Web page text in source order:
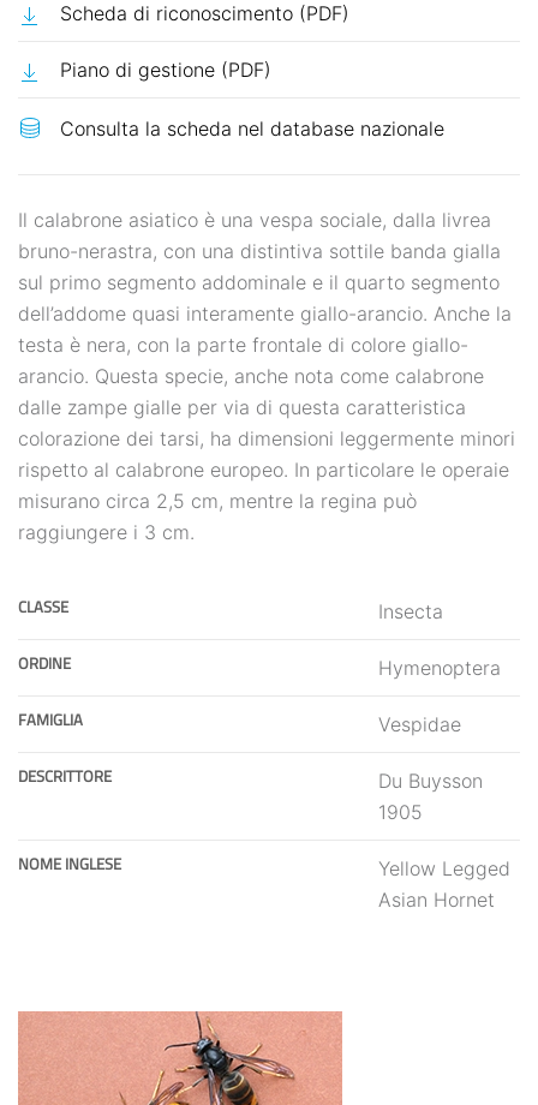
Scheda di riconoscimento (PDF)
Piano di gestione (PDF)
Il calabrone asiatico è una vespa sociale, dalla livrea
bruno-nerastra, con una distintiva sottile banda gialla
sul primo segmento addominale e il quarto segmento
dell’addome quasi interamente giallo-arancio. Anche la
testa è nera, con la parte frontale di colore giallo-
arancio. Questa specie, anche nota come calabrone
dalle zampe gialle per via di questa caratteristica
colorazione dei tarsi, ha dimensioni leggermente minori
rispetto al calabrone europeo. In particolare le operaie
misurano circa 2,5 cm, mentre la regina può
raggiungere i 3 cm.
CLASSE Insecta
ORDINE Hymenoptera
FAMIGLIA Vespidae
DESCRITTORE
Du Buysson
1905
NOME INGLESE
Yellow Legged
Asian Hornet